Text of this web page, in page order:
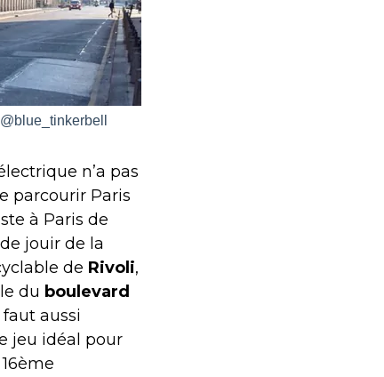
n’a pas
parcourir Paris
à Paris de
jouir de la
de Rivoli,
du boulevard
aussi
jeu idéal pour